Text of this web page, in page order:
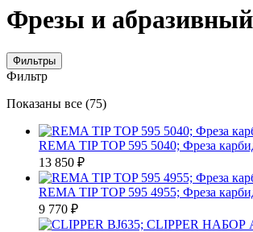
Фрезы и
Фильтры
Фильтр
Показаны все (75)Цены:
убыванию
REMA TIP TOP 595 5040; Фреза
13 850 ₽
REMA TIP TOP 595 4955; Фреза
9 770 ₽